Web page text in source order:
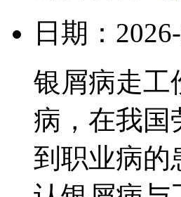
日期：
银屑病走工
病，在我国
到职业病的